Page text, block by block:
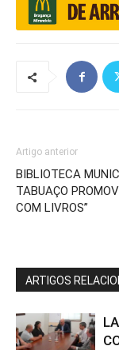
Artigo anterior
BIBLIOTECA
TABUAÇO
COM LIVROS”
ARTIGOS